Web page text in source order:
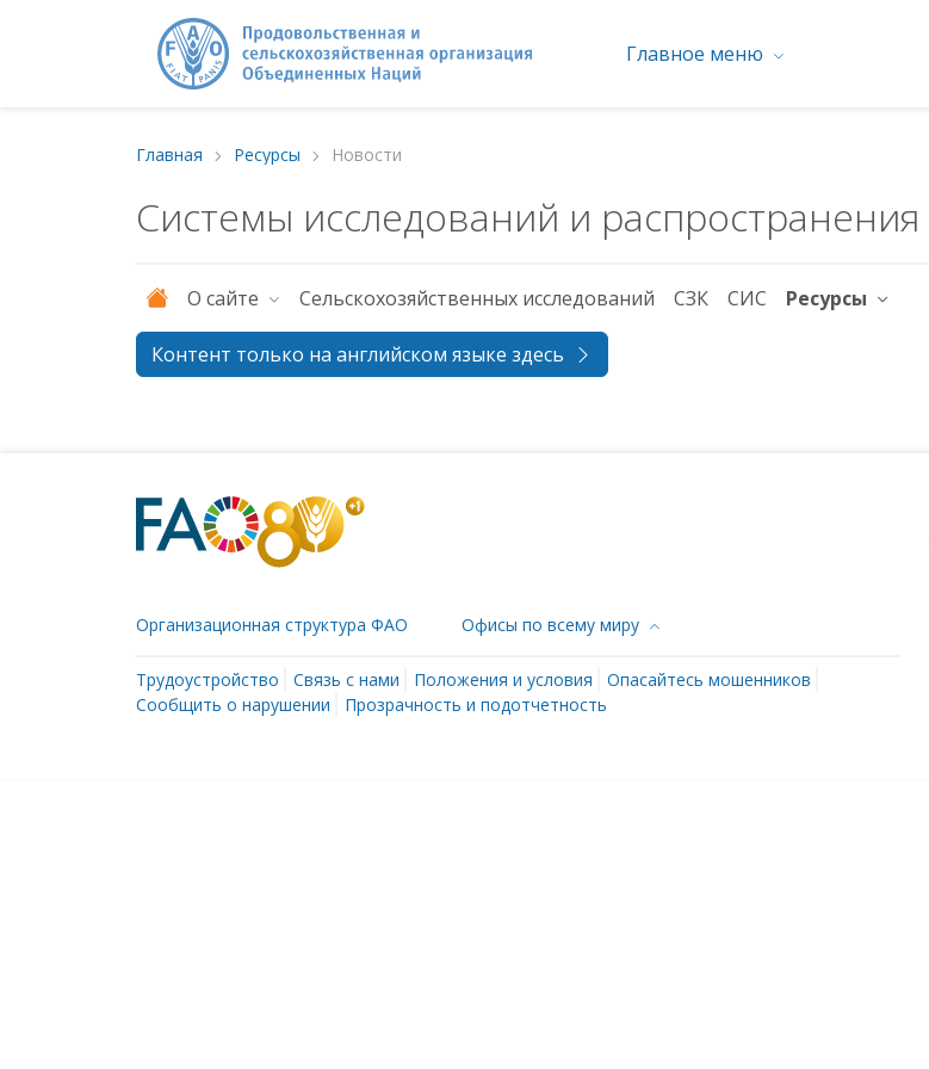
Главное меню
Главная Ресурсы Новости
Системы исследований и распространения
О сайте Cельскохозяйственных исследований СЗК СИС Ресурсы
Контент только на английском языке здесь
Организационная структура ФАО Офисы по всему миру
Трудоустройство Связь с нами Положения и условия
Опасайтесь мошенников
Сообщить о нарушении
Прозрачность и подотчетность